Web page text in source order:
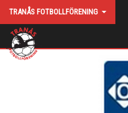
TRANÅS FOTBOLLFÖRENING
HEM